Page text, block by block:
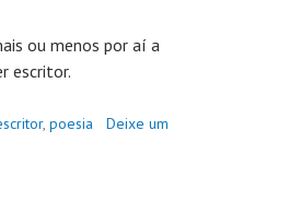
ou menos por aí a
escritor.
, poesia
Deixe um